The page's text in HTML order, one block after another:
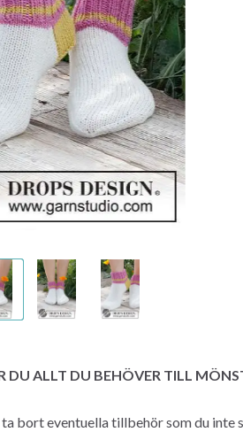
DU ALLT DU BEHÖVER TILL
bort eventuella tillbehör som du inte